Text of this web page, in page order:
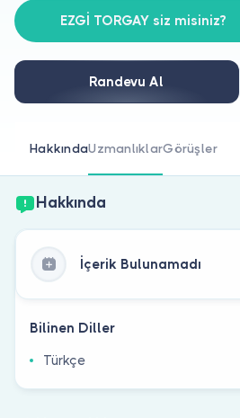
Doktorlar için
Doktor musunuz?
EZGİ TORGAY siz misiniz?
Randevu Al
HakkındaUzmanlıklarGörüşler
Hakkında
İçerik Bulunamadı
Bilinen Diller
Türkçe